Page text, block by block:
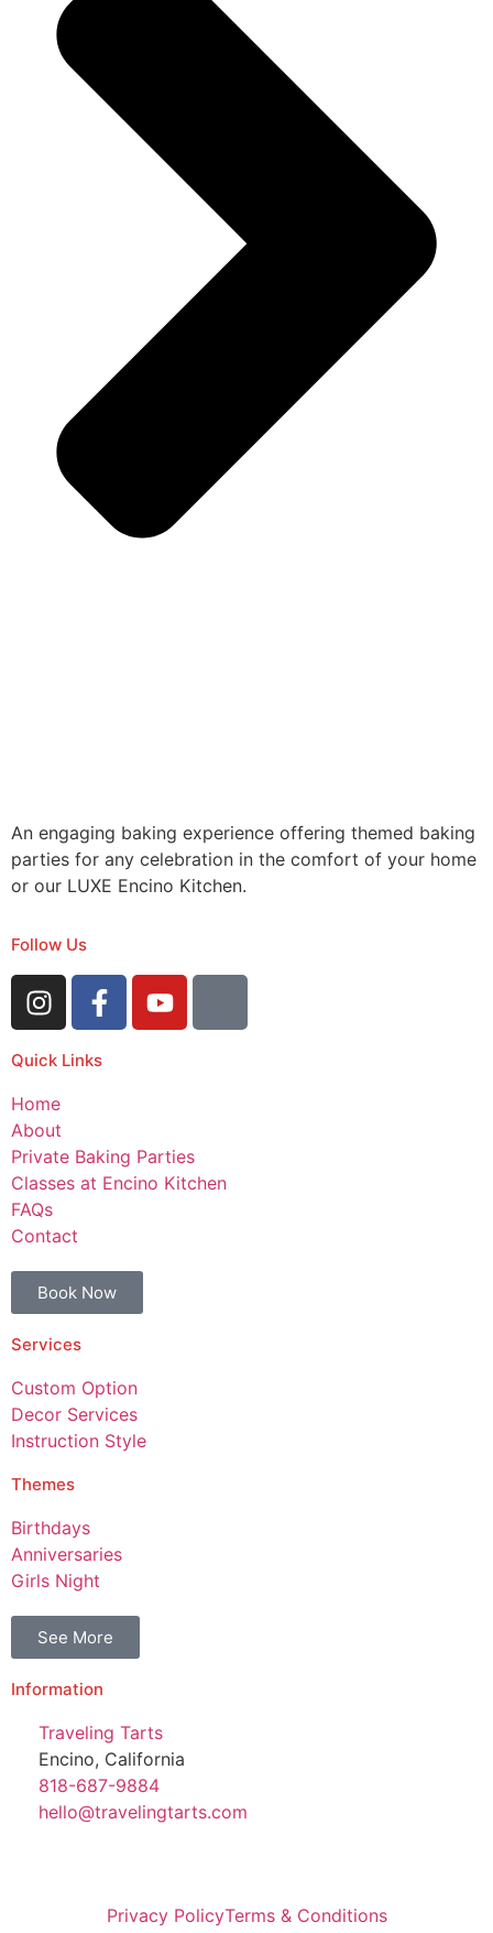
An engaging baking experience offering themed baking
parties for any celebration in the comfort of your home
or our LUXE Encino Kitchen.
Follow Us
Quick Links
Home
About
Private Baking Parties
Classes at Encino Kitchen
FAQs
Contact
Book Now
Services
Custom Option
Decor Services
Instruction Style
Themes
Birthdays
Anniversaries
Girls Night
See More
Information
Traveling Tarts
Encino, California
818-687-9884
hello@travelingtarts.com
Privacy PolicyTerms & Conditions